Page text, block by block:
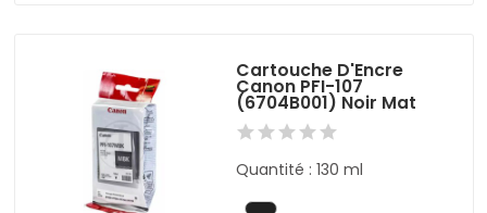
Cartouche D'Encre
Canon PFI-107
(6704B001) Noir Mat
Quantité : 130 ml